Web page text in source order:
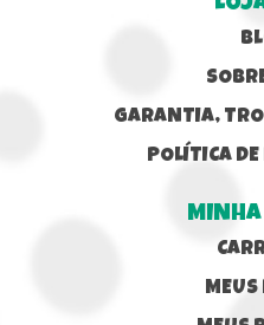
GARANTIA,
POLÍTICA
MEUS